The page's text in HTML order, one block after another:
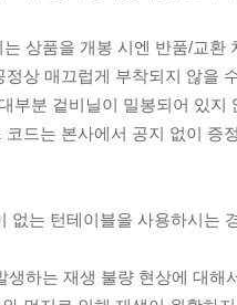
상품을 개봉 시엔 반품/교환
정상 매끄럽게 부착되지 않을
부분 겉비닐이 밀봉되어 있지
코드는 본사에서 공지 없이 증
없는 턴테이블을 사용하시는
생하는 재생 불량 현상에 대